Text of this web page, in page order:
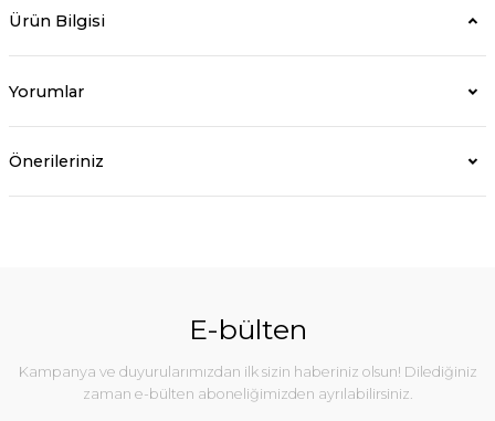
Ürün Bilgisi
Yorumlar
Önerileriniz
E-bülten
Kampanya ve duyurularımızdan ilk sizin haberiniz olsun! Dilediğiniz
zaman e-bülten aboneliğimizden ayrılabilirsiniz.